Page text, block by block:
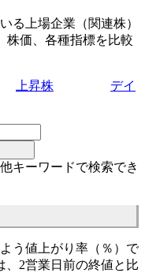
る上場企業（関連株）
株価、各種指標を比較
上昇株
デイ
キーワードで検索でき
う値上がり率（％）で
、2営業日前の終値と比